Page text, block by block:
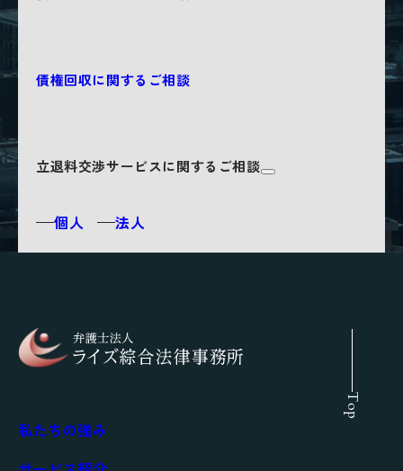
債権回収に関するご相談
立退料交渉サービスに関するご相談
個人 法人
Top
私たちの強み